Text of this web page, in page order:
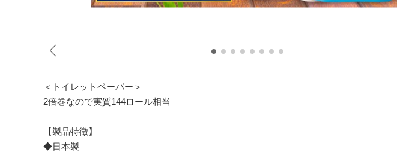
＜トイレットペーパー＞
2倍巻なので実質144ロール相当
【製品特徴】
◆日本製